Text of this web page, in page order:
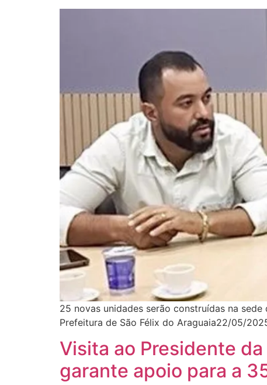
25 novas unidades serão construídas na
Prefeitura de São Félix do Araguaia22/05/
Visita ao Presidente
garante apoio para a